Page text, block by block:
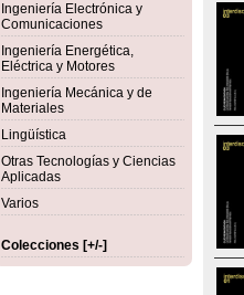
Ingeniería Electrónica y
Comunicaciones
Ingeniería Energética,
Eléctrica y Motores
Ingeniería Mecánica y de
Materiales
Lingüística
Otras Tecnologías y Ciencias
Aplicadas
Varios
Colecciones [+/-]